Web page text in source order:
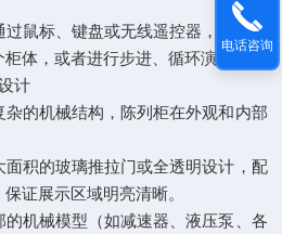
标、键盘或无线遥控器，自由选
体，或者进行步进、循环演示。
计
的机械结构，陈列柜在外观和内部
积的玻璃推拉门或全透明设计，配
证展示区域明亮清晰。
机械模型（如减速器、液压泵、各
电话咨询